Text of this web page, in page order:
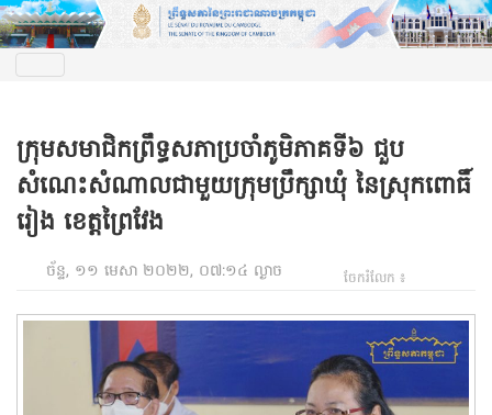
ក្រុមសមាជិកព្រឹទ្ធសភាប្រចាំភូមិភាគទី៦ ជួប
សំណេះសំណាលជាមួយក្រុមប្រឹក្សាឃុំ នៃស្រុកពោធិ៍
រៀង ខេត្តព្រៃវែង
ច័ន្ទ, ១១ មេសា ២០២២, ០៧:១៤ ល្ងាច ចែករំលែក ៖